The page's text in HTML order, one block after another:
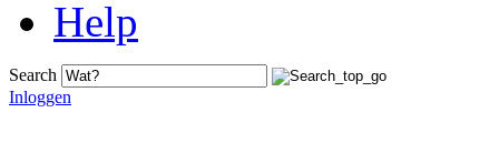
Help
Search
Inloggen